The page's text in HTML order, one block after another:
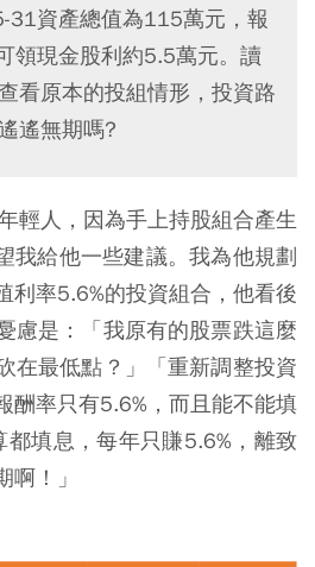
31資產總值為115萬元，報
領現金股利約5.5萬元。讀
看原本的投組情形，投資路
遙無期嗎?
輕人，因為手上持股組合產生
我給他一些建議。我為他規劃
利率5.6%的投資組合，他看後
慮是：「我原有的股票跌這麼
在最低點？」「重新調整投資
酬率只有5.6%，而且能不能填
填息，每年只賺5.6%，離致
！」